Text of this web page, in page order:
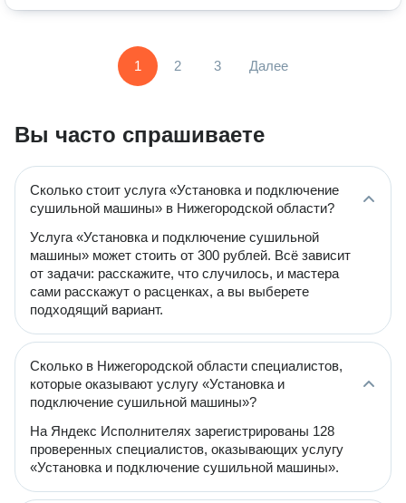
1 2 3 Далее
Вы часто спрашиваете
Сколько стоит услуга «Установка и подключение
сушильной машины» в Нижегородской области?
Услуга «Установка и подключение сушильной
машины» может стоить от 300 рублей. Всё зависит
от задачи: расскажите, что случилось, и мастера
сами расскажут о расценках, а вы выберете
подходящий вариант.
Сколько в Нижегородской области специалистов,
которые оказывают услугу «Установка и
подключение сушильной машины»?
На Яндекс Исполнителях зарегистрированы 128
проверенных специалистов, оказывающих услугу
«Установка и подключение сушильной машины».